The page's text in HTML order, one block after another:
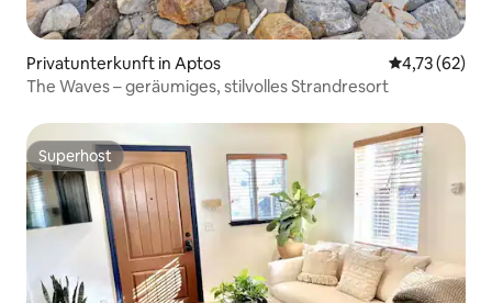
Privatunterkunft in Aptos
4,73 (62)
The Waves – geräumiges, stilvolles Strandresort
Superhost
Superhost